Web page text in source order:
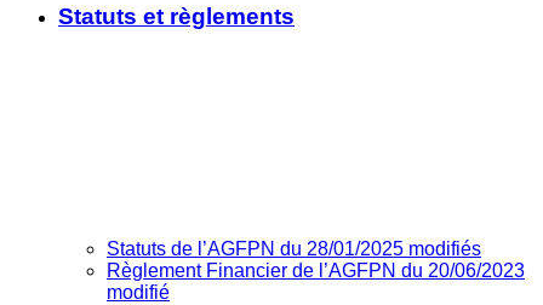
Statuts et règlements
Statuts de l’AGFPN du 28/01/2025 modifiés
Règlement Financier de l’AGFPN du 20/06/2023
modifié